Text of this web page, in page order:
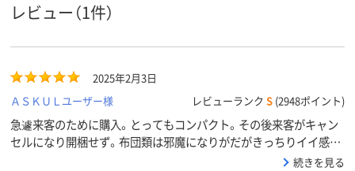
レビュー（1件）
2025年2月3日
ＡＳＫＵＬユーザー様
レビューランク S (2948ポイント)
急遽来客のために購入。とってもコンパクト。その後来客がキャン
セルになり開梱せず。布団類は邪魔になりがだがきっちりイイ感じ
続きを見る